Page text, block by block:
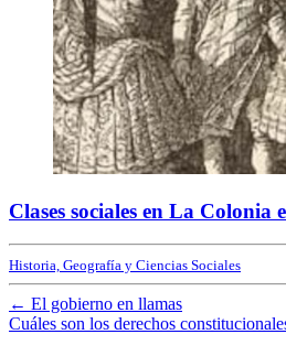
Clases sociales en La Colonia
Historia, Geografía y Ciencias Sociales
← El gobierno en llamas
Cuáles son los derechos